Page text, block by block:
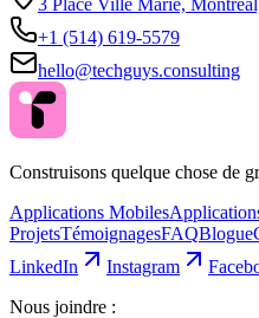
+1 (514) 619-5579
hello@techguys.consulting
Construisons quelque chose de
Applications Mobiles
ProjetsTémoignagesFAQBlogue
LinkedIn
Instagram
Nous joindre :